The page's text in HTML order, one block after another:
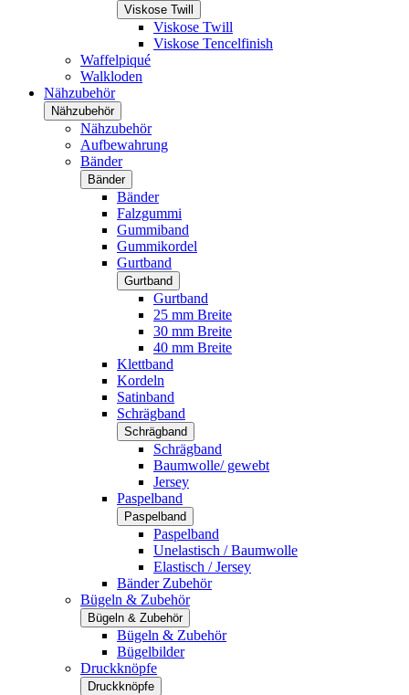
Viskose Twill
Viskose Twill
Viskose Tencelfinish
Waffelpiqué
Walkloden
Nähzubehör
Nähzubehör
Nähzubehör
Aufbewahrung
Bänder
Bänder
Bänder
Falzgummi
Gummiband
Gummikordel
Gurtband
Gurtband
Gurtband
25 mm Breite
30 mm Breite
40 mm Breite
Klettband
Kordeln
Satinband
Schrägband
Schrägband
Schrägband
Baumwolle/ gewebt
Jersey
Paspelband
Paspelband
Paspelband
Unelastisch / Baumwolle
Elastisch / Jersey
Bänder Zubehör
Bügeln & Zubehör
Bügeln & Zubehör
Bügeln & Zubehör
Bügelbilder
Druckknöpfe
Druckknöpfe